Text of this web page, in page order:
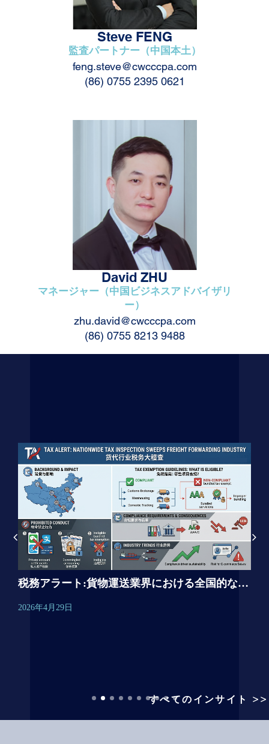
Steve FENG
監査パートナー（中国本土）
feng.steve@cwcccpa.com
(86) 0755 2395 0621
David ZHU
マネージャー（中国ビジネスアドバイザリ
ー）
zhu.david@cwcccpa.com
(86) 0755 8213 9488
税務アラート:貨物運送業界における全国的な税務調査について
2026年4月29日
すべてのインサイト >>